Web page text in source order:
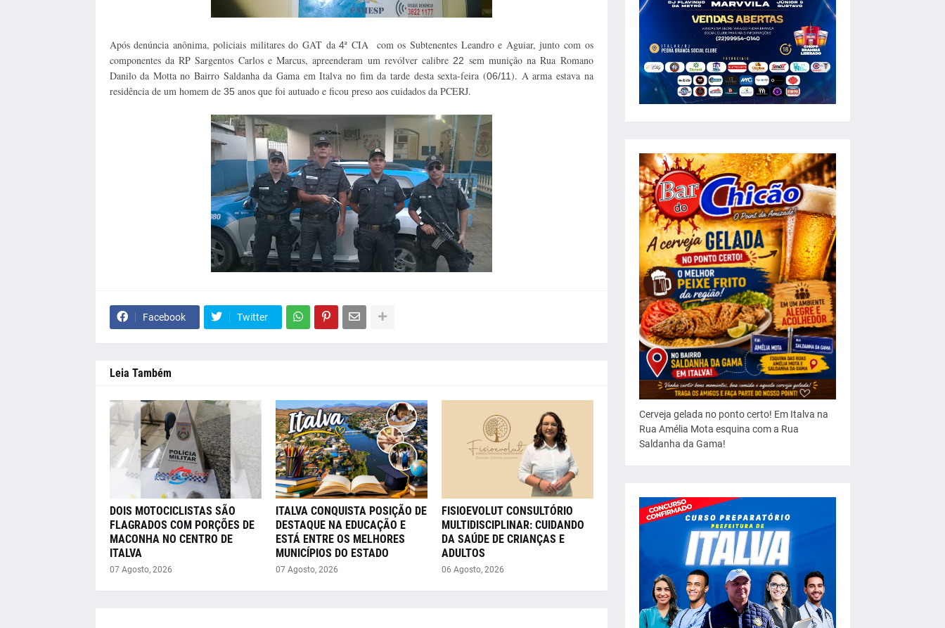
Após denúncia anônima, policiais militares do GAT da4ª CIA com os Subtenentes Leandro e Aguiar, junto com os
componentes da RP Sargentos Carlos e Marcus, apreenderam um revólver calibre22 sem munição na Rua Romano
Danilo da Motta no Bairro Saldanha da Gama em Italva no fim da tarde desta sexta-feira (06/11). A arma estava na
residência de um homem de 35anos que foi autuado e ficou preso aos cuidados da PCERJ.
Facebook Twitter
Leia Também
DOIS MOTOCICLISTAS SÃO
FLAGRADOS COM PORÇÕES DE
MACONHA NO CENTRO DE
ITALVA
07 Agosto, 2026
ITALVA CONQUISTA POSIÇÃO DE
DESTAQUE NA EDUCAÇÃO E
ESTÁ ENTRE OS MELHORES
MUNICÍPIOS DO ESTADO
07 Agosto, 2026
FISIOEVOLUT CONSULTÓRIO
MULTIDISCIPLINAR: CUIDANDO
DA SAÚDE DE CRIANÇAS E
ADULTOS
06 Agosto, 2026
Cerveja gelada no ponto certo! Em Italva na
Rua Amélia Mota esquina com a Rua
Saldanha da Gama!